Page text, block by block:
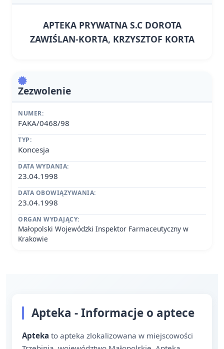
APTEKA PRYWATNA S.C DOROTA
ZAWIŚLAN-KORTA, KRZYSZTOF KORTA
Zezwolenie
NUMER:
FAKA/0468/98
TYP:
Koncesja
DATA WYDANIA:
23.04.1998
DATA OBOWIĄZYWANIA:
23.04.1998
ORGAN WYDAJĄCY:
Małopolski Wojewódzki Inspektor Farmaceutyczny w
Krakowie
Apteka - Informacje o aptece
Apteka to apteka zlokalizowana w miejscowości